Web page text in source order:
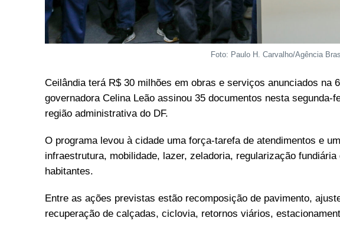
Foto: Paulo H. Carvalho/Agência
Ceilândia terá R$ 30 milhões em obras e serviços anunciados na
governadora Celina Leão assinou 35 documentos nesta segunda-
região administrativa do DF.
O programa levou à cidade uma força-tarefa de atendimentos e
infraestrutura, mobilidade, lazer, zeladoria, regularização
habitantes.
Entre as ações previstas estão recomposição de pavimento,
recuperação de calçadas, ciclovia, retornos viários,